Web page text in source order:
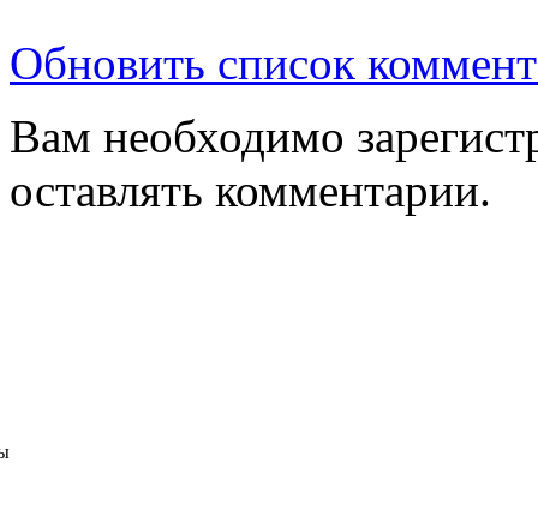
Обновить список
Вам необходимо
оставлять комментарии.